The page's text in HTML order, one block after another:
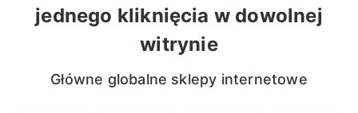
jednego kliknięcia w dowolnej
witrynie
Główne globalne sklepy internetowe